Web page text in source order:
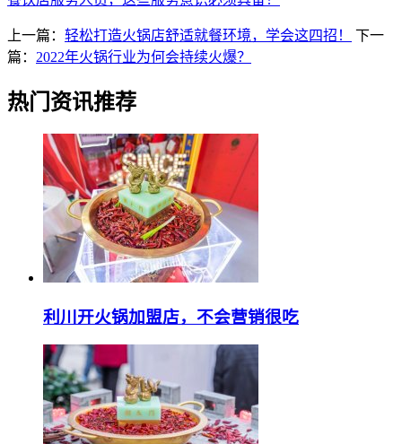
上一篇： 轻松打造火锅店舒适就餐环境，学会这四招！
下一
篇： 2022年火锅行业为何会持续火爆？
热门资讯推荐
利川开火锅加盟店，不会营销很吃